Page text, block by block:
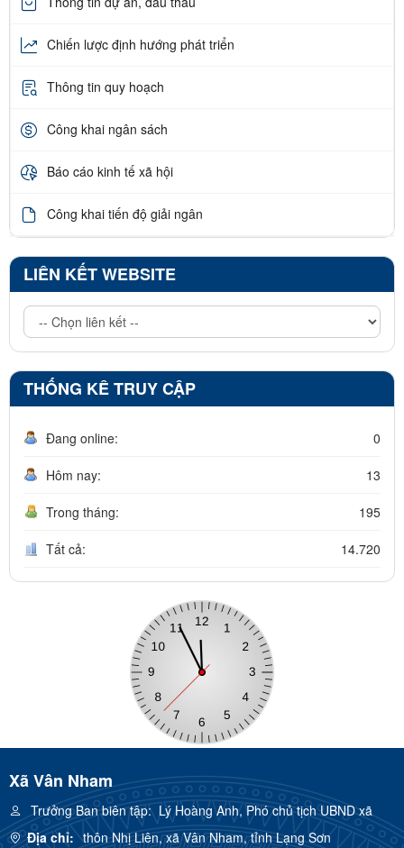
Chiến lược định hướng phát triển
Thông tin quy hoạch
Công khai ngân sách
Báo cáo kinh tế xã hội
Công khai tiến độ giải ngân
LIÊN KẾT WEBSITE
THỐNG KÊ TRUY CẬP
Đang online: 0
Hôm nay: 13
Trong tháng: 195
Tất cả: 14.720
Xã Vân Nham
Trưởng Ban biên tập:Lý Hoàng Anh, Phó chủ tịch UBND xã
Địa chỉ: thôn Nhị Liên, xã Vân Nham, tỉnh Lạng Sơn